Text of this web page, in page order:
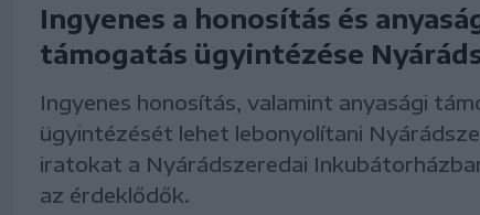
Ingyenes a honosítás és
támogatás ügyintézése
Ingyenes honosítás, valamint anyasági
ügyintézését lehet lebonyolítani
iratokat a Nyárádszeredai
az érdeklődők.